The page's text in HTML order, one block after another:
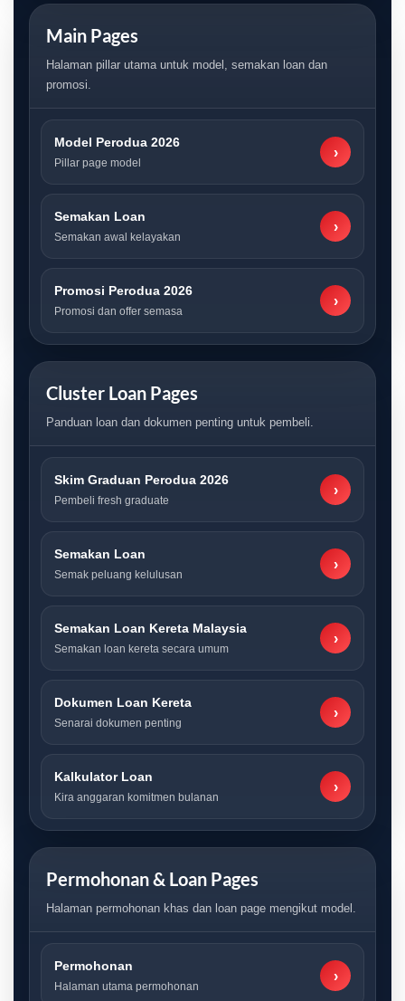
Main Pages
Halaman pillar utama untuk model, semakan loan dan
promosi.
Model Perodua 2026
Pillar page model
›
Semakan Loan
Semakan awal kelayakan
›
Promosi Perodua 2026
Promosi dan offer semasa
›
Cluster Loan Pages
Panduan loan dan dokumen penting untuk pembeli.
Skim Graduan Perodua 2026
Pembeli fresh graduate
›
Semakan Loan
Semak peluang kelulusan
›
Semakan Loan Kereta Malaysia
Semakan loan kereta secara umum
›
Dokumen Loan Kereta
Senarai dokumen penting
›
Kalkulator Loan
Kira anggaran komitmen bulanan
›
Permohonan & Loan Pages
Halaman permohonan khas dan loan page mengikut model.
Permohonan
Halaman utama permohonan
›